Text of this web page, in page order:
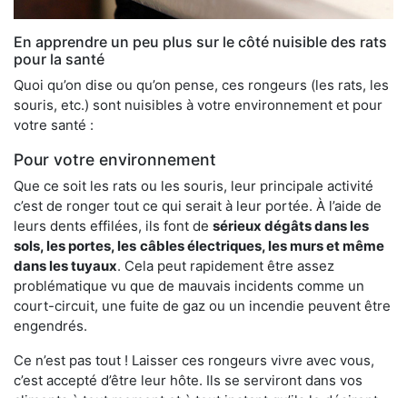
En apprendre un peu plus sur le côté nuisible des rats
pour la santé
Quoi qu’on dise ou qu’on pense, ces rongeurs (les rats, les
souris, etc.) sont nuisibles à votre environnement et pour
votre santé :
Pour votre environnement
Que ce soit les rats ou les souris, leur principale activité
c’est de ronger tout ce qui serait à leur portée. À l’aide de
leurs dents effilées, ils font de sérieux dégâts dans les
sols, les portes, les câbles électriques, les murs et même
dans les tuyaux. Cela peut rapidement être assez
problématique vu que de mauvais incidents comme un
court-circuit, une fuite de gaz ou un incendie peuvent être
engendrés.
Ce n’est pas tout ! Laisser ces rongeurs vivre avec vous,
c’est accepté d’être leur hôte. Ils se serviront dans vos